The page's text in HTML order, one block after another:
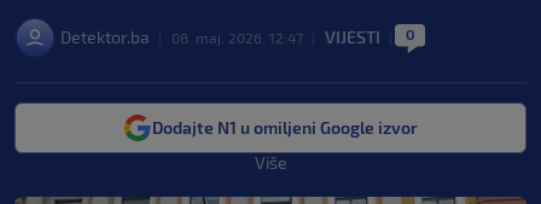
Detektor.ba 08. maj. 2026. 12:47 VIJESTI 0
Dodajte N1 u omiljeni Google izvor
Više